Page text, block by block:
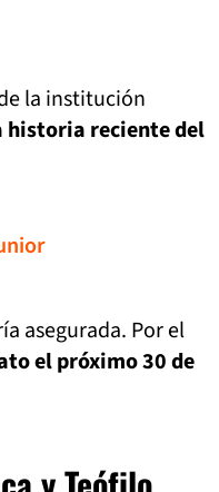
la institución
historia reciente del
asegurada. Por el
el próximo 30 de